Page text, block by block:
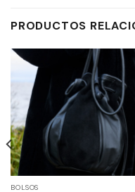
PRODUCTOS
BOLSOS